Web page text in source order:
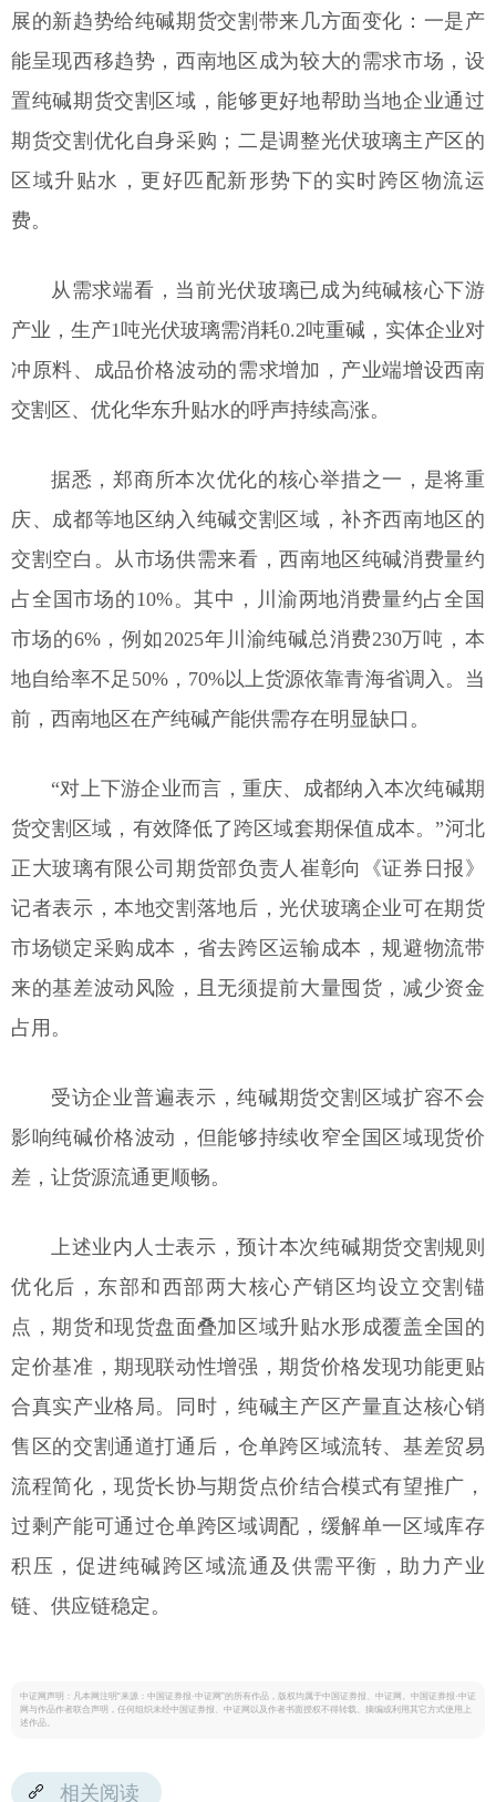
展的新趋势给纯碱期货交割带来几方面变化：一是产
能呈现西移趋势，西南地区成为较大的需求市场，设
置纯碱期货交割区域，能够更好地帮助当地企业通过
期货交割优化自身采购；二是调整光伏玻璃主产区的
区域升贴水，更好匹配新形势下的实时跨区物流运
费。
从需求端看，当前光伏玻璃已成为纯碱核心下游
产业，生产1吨光伏玻璃需消耗0.2吨重碱，实体企业对
冲原料、成品价格波动的需求增加，产业端增设西南
交割区、优化华东升贴水的呼声持续高涨。
据悉，郑商所本次优化的核心举措之一，是将重
庆、成都等地区纳入纯碱交割区域，补齐西南地区的
交割空白。从市场供需来看，西南地区纯碱消费量约
占全国市场的10%。其中，川渝两地消费量约占全国
市场的6%，例如2025年川渝纯碱总消费230万吨，本
地自给率不足50%，70%以上货源依靠青海省调入。当
前，西南地区在产纯碱产能供需存在明显缺口。
“对上下游企业而言，重庆、成都纳入本次纯碱期
货交割区域，有效降低了跨区域套期保值成本。”河北
正大玻璃有限公司期货部负责人崔彰向《证券日报》
记者表示，本地交割落地后，光伏玻璃企业可在期货
市场锁定采购成本，省去跨区运输成本，规避物流带
来的基差波动风险，且无须提前大量囤货，减少资金
占用。
受访企业普遍表示，纯碱期货交割区域扩容不会
影响纯碱价格波动，但能够持续收窄全国区域现货价
差，让货源流通更顺畅。
上述业内人士表示，预计本次纯碱期货交割规则
优化后，东部和西部两大核心产销区均设立交割锚
点，期货和现货盘面叠加区域升贴水形成覆盖全国的
定价基准，期现联动性增强，期货价格发现功能更贴
合真实产业格局。同时，纯碱主产区产量直达核心销
售区的交割通道打通后，仓单跨区域流转、基差贸易
流程简化，现货长协与期货点价结合模式有望推广，
过剩产能可通过仓单跨区域调配，缓解单一区域库存
积压，促进纯碱跨区域流通及供需平衡，助力产业
链、供应链稳定。
中证网声明：凡本网注明“来源：中国证券报·中证网”的所有作品，版权均属于中国证券报、中证网。中国证券报·中证
网与作品作者联合声明，任何组织未经中国证券报、中证网以及作者书面授权不得转载、摘编或利用其它方式使用上
述作品。
相关阅读